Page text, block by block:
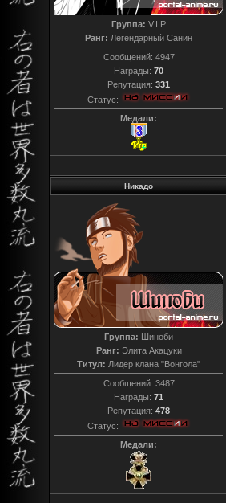
Группа: V.I.P
Ранг: Легендарный Санин
Сообщений: 4947
Награды: 70
Репутация: 331
Статус:
Медали:
Никадо
Группа: Шиноби
Ранг: Элита Акацуки
Титул: Лидер клана "Вонгола"
Сообщений: 3487
Награды: 71
Репутация: 478
Статус:
Медали: